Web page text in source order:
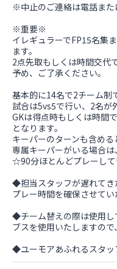
※中止のご連絡は電話また
※重要※
イレギュラーでFP15名集
ます。
2点先取もしくは時間交代
予め、ご了承ください。
基本的に14名で2チーム制
試合は5vs5で行い、2名が
GKは得点時もしくは時間
となります。
キーパーのターンも含める
専属キーパーがいる場合は
☆90分ほとんどプレーして
◆担当スタッフが遅れてき
プレー時間を確保させてい
◆チーム替えの際は使用し
ブスを使用いたしますので
◆ユーモアあふれるスタッ